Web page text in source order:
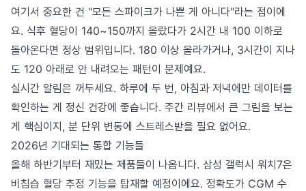
여기서 중요한 건 "모든 스파이크가 나쁜 게 아니다"라는 점이에
요. 식후 혈당이 140~150까지 올랐다가 2시간 내 100 이하로
돌아온다면 정상 범위입니다. 180 이상 올라가거나, 3시간이 지나
도 120 아래로 안 내려오는 패턴이 문제예요.
실시간 알림은 꺼두세요. 하루에 두 번, 아침과 저녁에만 데이터를
확인하는 게 정신 건강에 좋습니다. 주간 리뷰에서 큰 그림을 보는
게 핵심이지, 분 단위 변동에 스트레스받을 필요 없어요.
2026년 기대되는 통합 기능들
올해 하반기부터 재밌는 제품들이 나옵니다. 삼성 갤럭시 워치7은
비침습 혈당 추정 기능을 탑재할 예정이에요. 정확도가 CGM 수